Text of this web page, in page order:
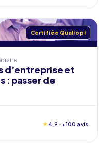
Certifiée Qualiopi
d’entreprise et
: passer de
★ 4,9 · +100 avis